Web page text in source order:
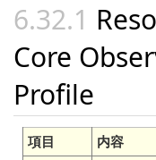
Core
Profile
項目
内容